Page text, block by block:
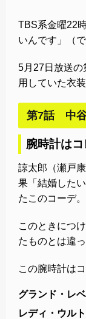
TBS系金曜22
いんです」（で
5月27日放送の
用していた衣
第7話 中谷
腕時計はコ
諒太郎（瀬戸
果「結婚した
たこのコーデ。
このときにつ
たものとは違
この腕時計は
グランド・レ
レディ・ウル